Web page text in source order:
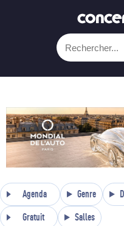
Agenda Genre
Gratuit Salles